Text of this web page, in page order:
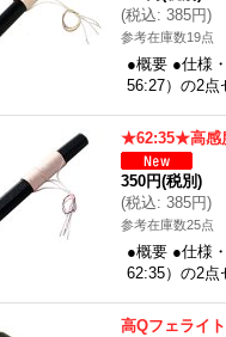
(税込: 385円)
参考在庫数19点
●概要 ●仕様
56:27）の2
★62:35★高感
350円(税別)
(税込: 385円)
参考在庫数25点
●概要 ●仕様
62:35）の2
高Qフェライ